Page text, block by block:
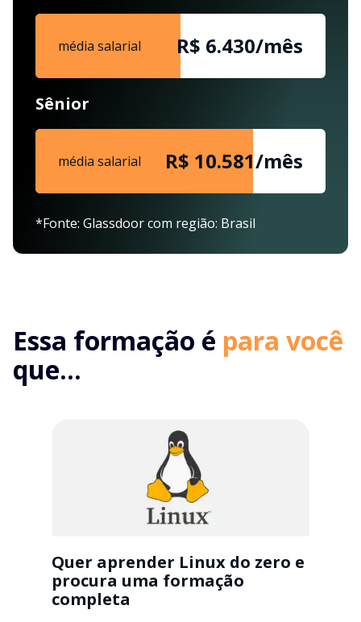
média salarial R$ 6.430/mês
Sênior
média salarial R$ 10.581/mês
*Fonte: Glassdoor com região: Brasil
Essa formação é para você
que...
Quer aprender Linux do zero e
procura uma formação
completa